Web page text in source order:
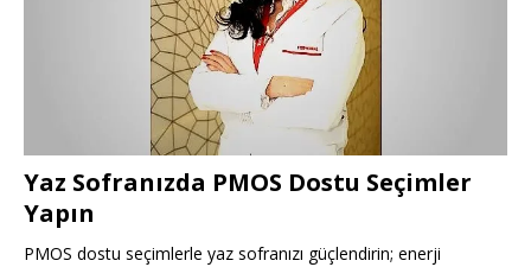
Yaz Sofranızda PMOS Dostu Seçimler
Yapın
PMOS dostu seçimlerle yaz sofranızı güçlendirin; enerji